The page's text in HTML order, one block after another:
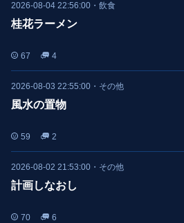
2026-08-04 22:56:00 ・ 飲食
桂花ラーメン
67 4
2026-08-03 22:55:00 ・ その他
風水の置物
59 2
2026-08-02 21:53:00 ・ その他
計画しなおし
70 6